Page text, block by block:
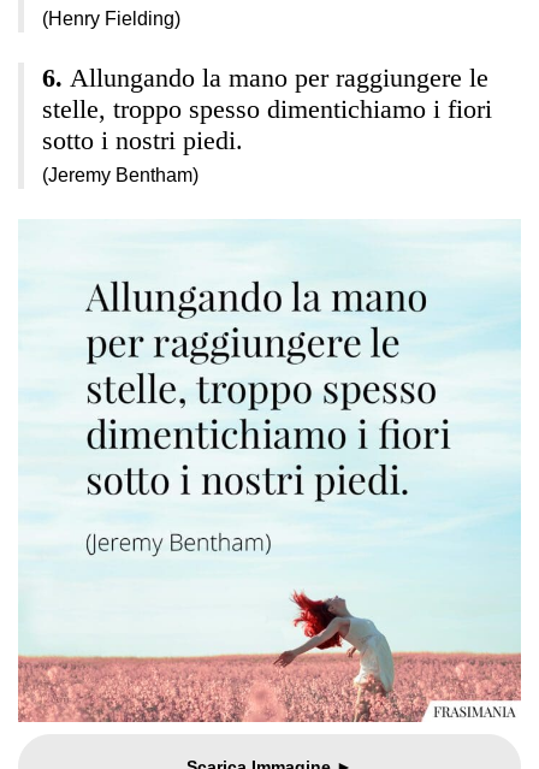
(Henry Fielding)
Allungando la mano per raggiungere le
stelle, troppo spesso dimentichiamo i fiori
sotto i nostri piedi.
(Jeremy Bentham)